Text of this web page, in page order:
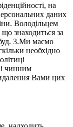
на
даних
Володільцем
знаходиться за
3.Ми маємо
необхідно
чинним
Вами цих